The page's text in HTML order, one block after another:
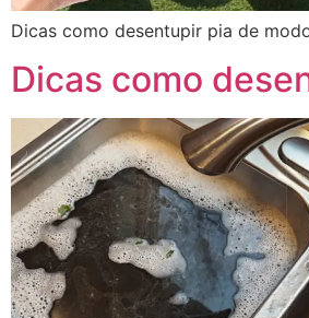
Dicas como desentupir pia de
Dicas como